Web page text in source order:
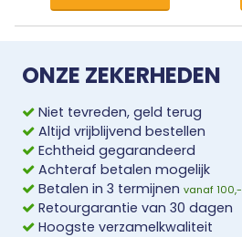
ONZE ZEKERHEDEN
Niet tevreden, geld terug
Altijd vrijblijvend bestellen
Echtheid gegarandeerd
Achteraf betalen mogelijk
Betalen in 3 termijnen vanaf 100,-
Retourgarantie van 30 dagen
Hoogste verzamelkwaliteit